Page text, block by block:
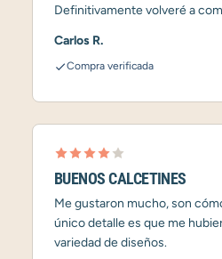
Definitivamente volveré a
Carlos R.
Compra verificada
BUENOS CALCETINES
Me gustaron mucho, son
único detalle es que me
variedad de diseños.